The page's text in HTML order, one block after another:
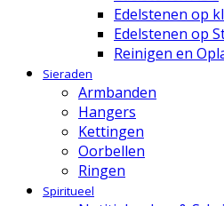
Edelstenen op
Edelstenen op
Reinigen en
Sieraden
Armbanden
Hangers
Kettingen
Oorbellen
Ringen
Spiritueel